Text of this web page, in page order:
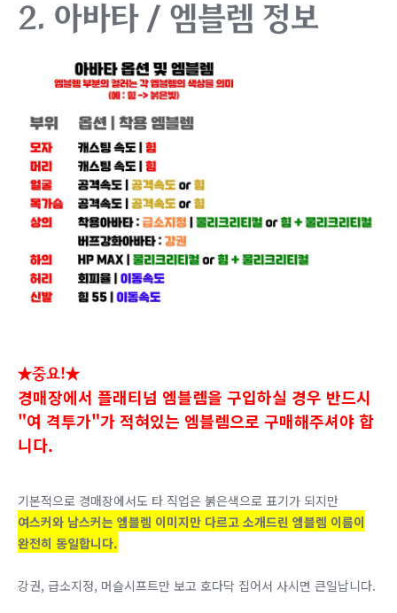
2. 아바타 / 엠블렘 정보
★중요!★
경매장에서 플래티넘 엠블렘을 구입하실 경우 반드시
"여 격투가"가 적혀있는 엠블렘으로 구매해주셔야 합
니다.
기본적으로 경매장에서도 타 직업은 붉은색으로 표기가 되지만
여스커와 남스커는 엠블렘 이미지만 다르고 소개드린 엠블렘 이름이
완전히 동일합니다.
강권, 급소지정, 머슬시프트만 보고 호다닥 집어서 사시면 큰일납니다.